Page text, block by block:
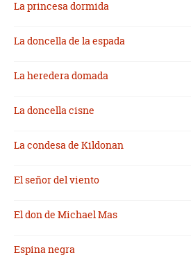
La princesa dormida
La doncella de la espada
La heredera domada
La doncella cisne
La condesa de Kildonan
El señor del viento
El don de Michael Mas
Espina negra